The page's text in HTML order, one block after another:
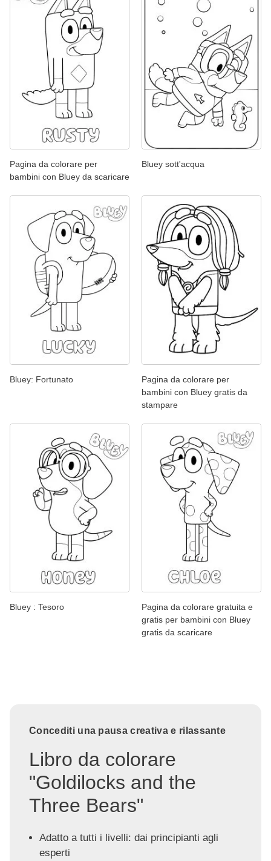
Pagina da colorare per
bambini con Bluey da scaricare
Bluey sott'acqua
Bluey: Fortunato
Pagina da colorare per
bambini con Bluey gratis da
stampare
Bluey : Tesoro
Pagina da colorare gratuita e
gratis per bambini con Bluey
gratis da scaricare
Concediti una pausa creativa e rilassante
Libro da colorare
"Goldilocks and the
Three Bears"
Adatto a tutti i livelli: dai principianti agli
esperti